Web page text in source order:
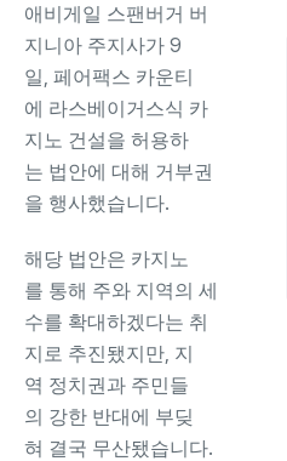
애비게일 스팬버거 버
지니아 주지사가 9
일, 페어팩스 카운티
에 라스베이거스식 카
지노 건설을 허용하
는 법안에 대해 거부권
을 행사했습니다.
해당 법안은 카지노
를 통해 주와 지역의 세
수를 확대하겠다는 취
지로 추진됐지만, 지
역 정치권과 주민들
의 강한 반대에 부딪
혀 결국 무산됐습니다.